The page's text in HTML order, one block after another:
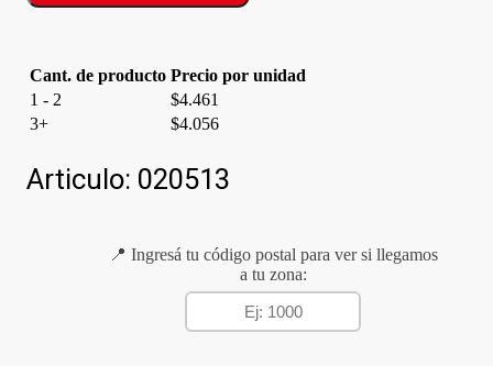
BCO
Cant. de producto Precio por unidad
1 - 2
$4.461
3+
$4.056
Articulo: 020513
📍 Ingresá tu código postal para ver si llegamos
a tu zona: